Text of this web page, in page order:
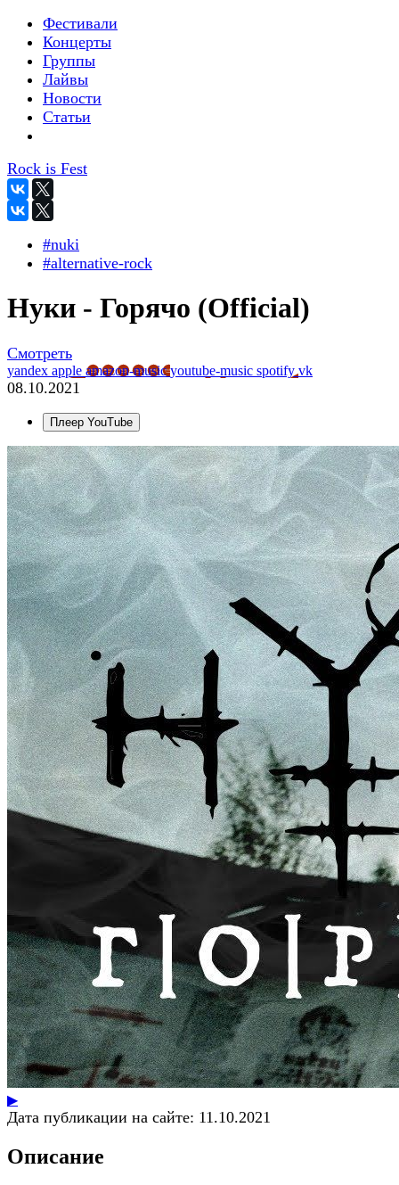
Фестивали
Концерты
Группы
Лайвы
Новости
Статьи
Rock is Fest
#nuki
#alternative-rock
Нуки - Горячо (Official)
Смотреть
yandex apple amazon-musicyoutube-music spotifyvk
08.10.2021
Плеер YouTube
▶
Дата публикации на сайте: 11.10.2021
Описание